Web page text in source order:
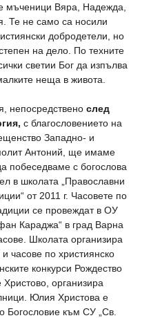
мъченици Вяра, Надежда,
Те не само са носили
добродетели, но
на дело. По техните
светии Бог да изпълва
неща в живота.
непосредственослед
с благословението на
Западно- и
Антоний, ще имаме
побеседваме с богослова
в школата „Православни
от 2011 г. Часовете по
се провеждат в ОУ
Караджа“ в град Варна
Школата организира
часове по християнско
конкурси Рождество
организира
Юлия Христова е
Богословие към СУ „Св.